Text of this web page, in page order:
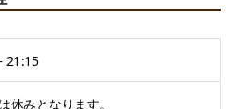
21:15
休みとなります。